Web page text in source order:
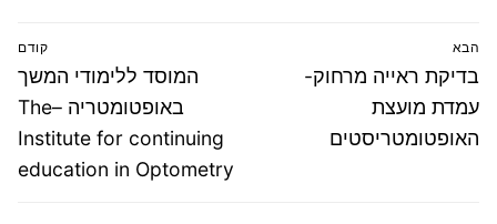
ניווט קודם
פוסט
קודם:
המוסד ללימודי המשך
באופטומטריה –The
Institute for continuing
education in Optometry
הבא
הפוסט
הבא:
בדיקת ראייה מרחוק-
עמדת מועצת
האופטומטריסטים